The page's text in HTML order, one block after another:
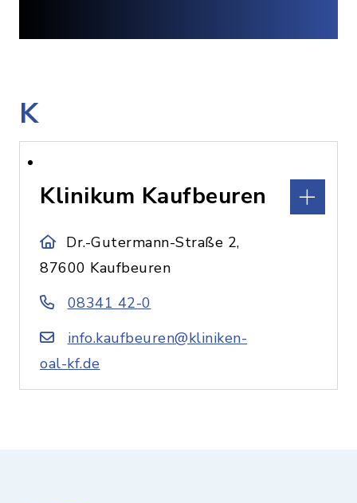
K
Klinikum Kaufbeuren
Dr.-Gutermann-Straße 2,
87600 Kaufbeuren
08341 42-0
info.kaufbeuren@kliniken-
oal-kf.de